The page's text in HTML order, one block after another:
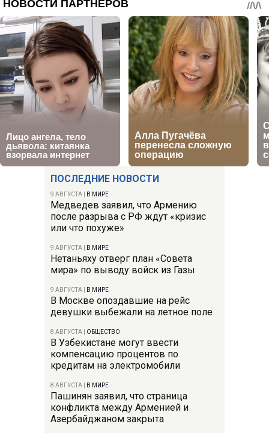
ПОСЛЕДНИЕ НОВОСТИ
9 АВГУСТА В МИРЕ
Медведев заявил, что Армению
после разрыва с РФ ждут «кризис
или что похуже»
9 АВГУСТА В МИРЕ
Нетаньяху отверг план «Совета
мира» по выводу войск из Газы
9 АВГУСТА В МИРЕ
В Москве опоздавшие на рейс
девушки выбежали на летное поле
8 АВГУСТА ОБЩЕСТВО
В Узбекистане могут ввести
компенсацию процентов по
кредитам на электромобили
8 АВГУСТА В МИРЕ
Пашинян заявил, что страница
конфликта между Арменией и
Азербайджаном закрыта